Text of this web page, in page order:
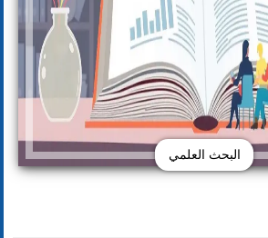
البحث العلمي